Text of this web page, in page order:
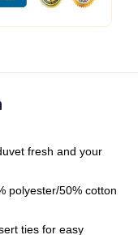
fresh and your
polyester/50% cotton
ties for easy